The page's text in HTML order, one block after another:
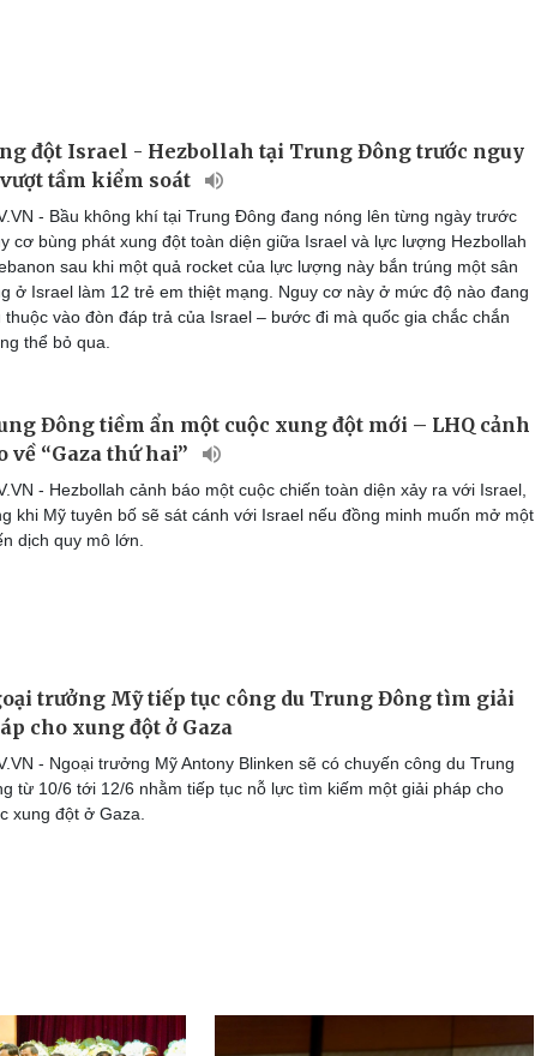
đột Israel - Hezbollah tại Trung Đông trước nguy
tầm kiểm soát
- Bầu không khí tại Trung Đông đang nóng lên từng ngày trước
cơ bùng phát xung đột toàn diện giữa Israel và lực lượng Hezbollah
sau khi một quả rocket của lực lượng này bắn trúng một sân
ở Israel làm 12 trẻ em thiệt mạng. Nguy cơ này ở mức độ nào đang
thuộc vào đòn đáp trả của Israel – bước đi mà quốc gia chắc chắn
thể bỏ qua.
Đông tiềm ẩn một cuộc xung đột mới – LHQ cảnh
về “Gaza thứ hai”
- Hezbollah cảnh báo một cuộc chiến toàn diện xảy ra với Israel,
khi Mỹ tuyên bố sẽ sát cánh với Israel nếu đồng minh muốn mở một
dịch quy mô lớn.
trưởng Mỹ tiếp tục công du Trung Đông tìm giải
cho xung đột ở Gaza
- Ngoại trưởng Mỹ Antony Blinken sẽ có chuyến công du Trung
từ 10/6 tới 12/6 nhằm tiếp tục nỗ lực tìm kiếm một giải pháp cho
xung đột ở Gaza.